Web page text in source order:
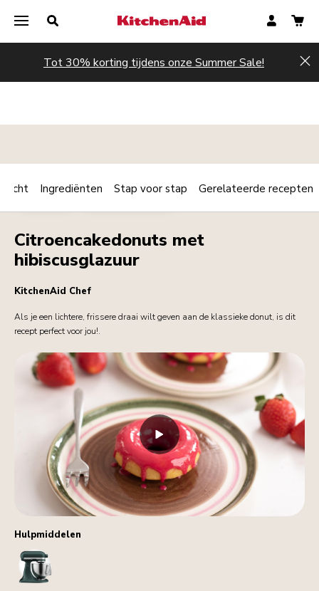
Tot 30% korting tijdens onze Summer Sale!
Hulpmiddelen
StandMixer
DESSERTS ONTBIJT / BRUNCH Print
Citroencakedonuts met
hibiscusglazuur
KitchenAid Chef
Als je een lichtere, frissere draai wilt geven aan de klassieke donut, is dit
recept perfect voor jou!.
Ingrediënten Stap voor stap Gerelateerde recepten